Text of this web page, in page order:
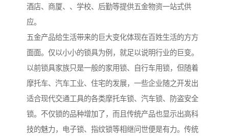
酒店、商厦、、学校、后勤等提供五金物资一站式供
应。
五金产品给生活带来的巨大变化体现在百姓生活的方方
面面。仅以小小的锁具为例，就足以说明行业的巨变。
以前锁具家族只是一般的家用锁、自行车用锁，但随着
摩托车、汽车工业、住宅的发展，一些企业随之开发出
适合现代交通工具的各类摩托车锁、汽车锁、防盗安全
锁。不仅锁的品种增加了，而且传统产品也显示出高科
技的魅力，电子锁、指纹锁等相继问世便是有力。传统